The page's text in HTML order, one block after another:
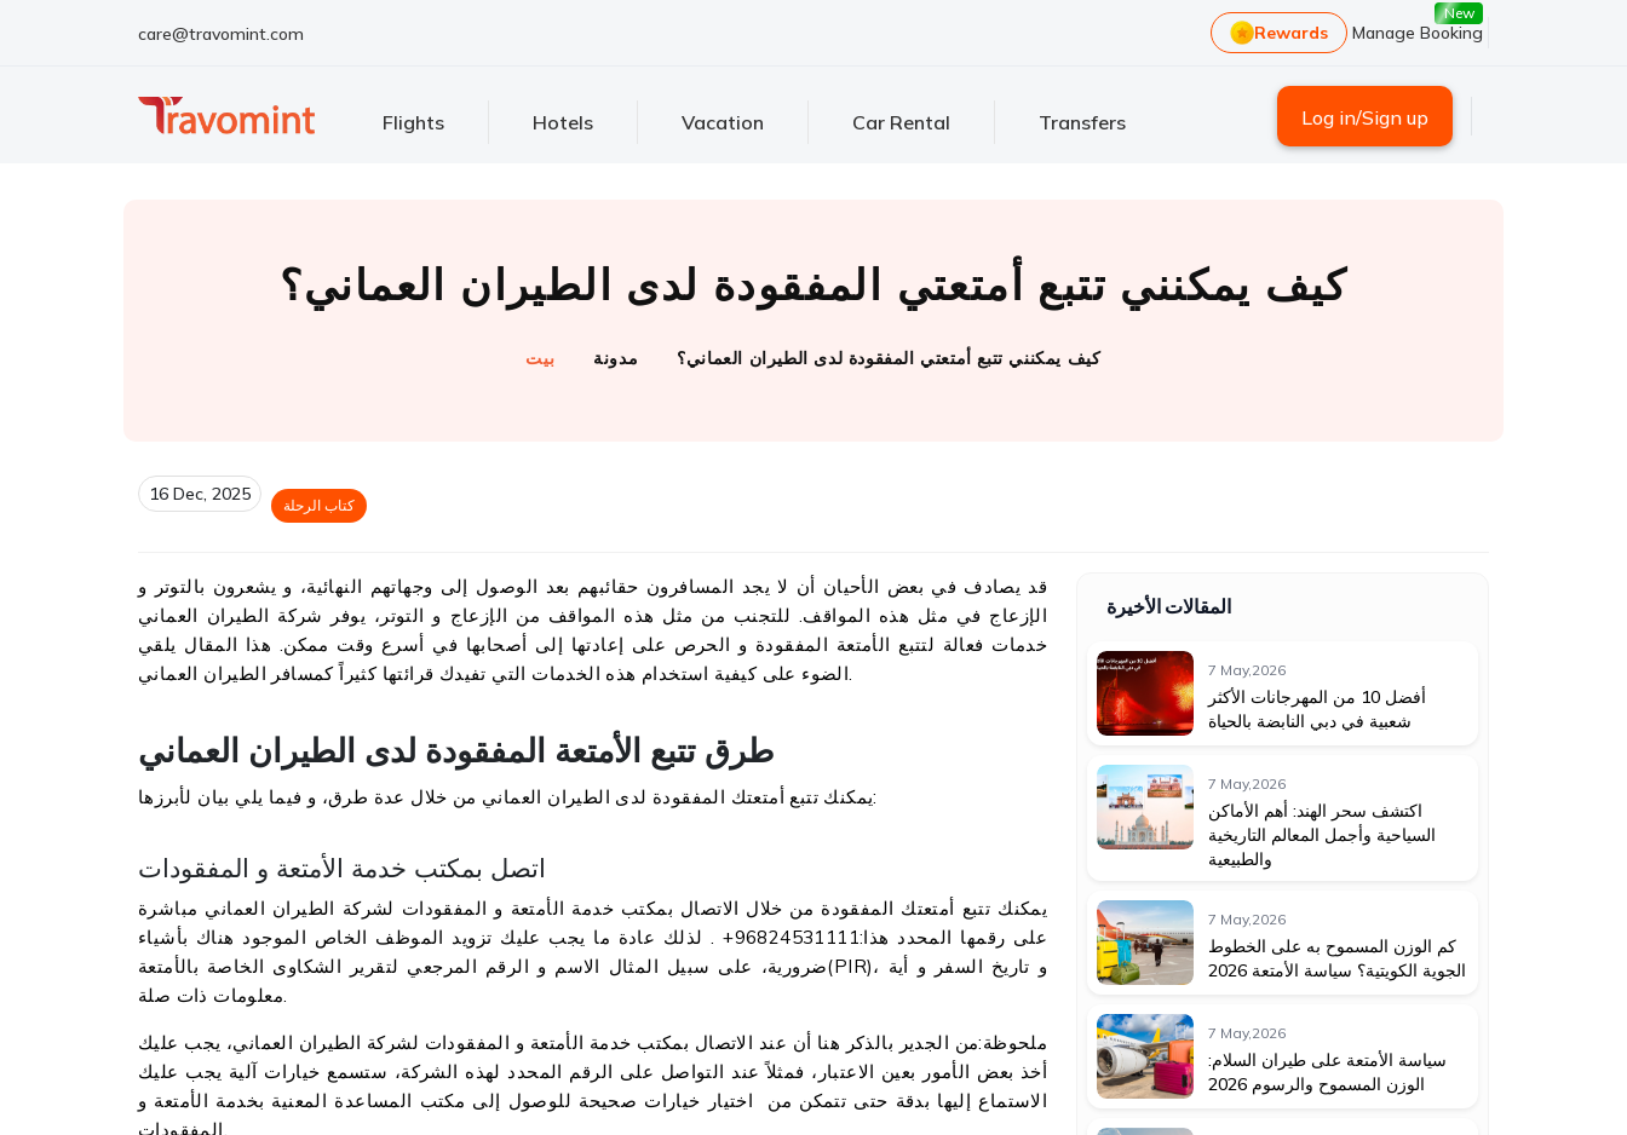
care@travomint.com Rewards Manage Booking
New
Flights Hotels Vacation Car Rental Transfers Log in/Sign up
كيف يمكنني تتبع أمتعتي المفقودة لدى الطيران العماني؟
بيت مدونة كيف يمكنني تتبع أمتعتي المفقودة لدى الطيران العماني؟
16 Dec, 2025
كتاب الرحلة
قد يصادف في بعض الأحيان أن لا يجد المسافرون حقائبهم بعد الوصول إلى وجهاتهم النهائية، و يشعرون بالتوتر و
الإزعاج في مثل هذه المواقف. للتجنب من مثل هذه المواقف من الإزعاج و التوتر، يوفر شركة الطيران العماني
خدمات فعالة لتتبع الأمتعة المفقودة و الحرص على إعادتها إلى أصحابها في أسرع وقت ممكن. هذا المقال يلقي
طرق تتبع الأمتعة المفقودة لدى الطيران العماني
يمكنك تتبع أمتعتك المفقودة لدى الطيران العماني من خلال عدة طرق، و فيما يلي بيان لأبرزها:
اتصل بمكتب خدمة الأمتعة و المفقودات
يمكنك تتبع أمتعتك المفقودة من خلال الاتصال بمكتب خدمة الأمتعة و المفقودات لشركة الطيران العماني مباشرة
على رقمها المحدد هذا:96824531111+ . لذلك عادة ما يجب عليك تزويد الموظف الخاص الموجود هناك بأشياء
ضرورية، على سبيل المثال الاسم و الرقم المرجعي لتقرير الشكاوى الخاصة بالأمتعة(PIR)، و تاريخ السفر و أية
ملحوظة:من الجدير بالذكر هنا أن عند الاتصال بمكتب خدمة الأمتعة و المفقودات لشركة الطيران العماني، يجب عليك
أخذ بعض الأمور بعين الاعتبار، فمثلاً عند التواصل على الرقم المحدد لهذه الشركة، ستسمع خيارات آلية يجب عليك
الاستماع إليها بدقة حتى تتمكن من اختيار خيارات صحيحة للوصول إلى مكتب المساعدة المعنية بخدمة الأمتعة و
المقالات الأخيرة
7 May,2026
أفضل 10 من المهرجانات الأكثر
شعبية في دبي النابضة بالحياة
7 May,2026
اكتشف سحر الهند: أهم الأماكن
السياحية وأجمل المعالم التاريخية
والطبيعية
7 May,2026
كم الوزن المسموح به على الخطوط
الجوية الكويتية؟ سياسة الأمتعة 2026
7 May,2026
سياسة الأمتعة على طيران السلام:
الوزن المسموح والرسوم 2026